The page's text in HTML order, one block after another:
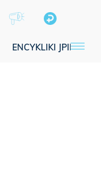
ENCYKLIKI JPII